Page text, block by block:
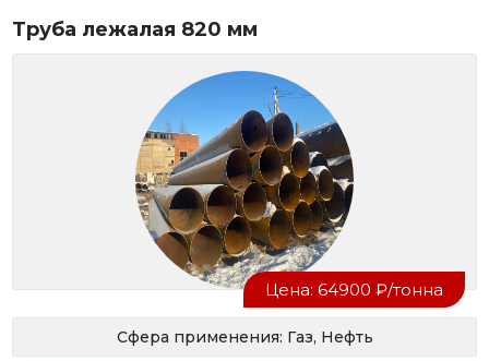
Труба лежалая 820 мм
Цена: 64900 ₽/тонна
Сфера применения: Газ, Нефть